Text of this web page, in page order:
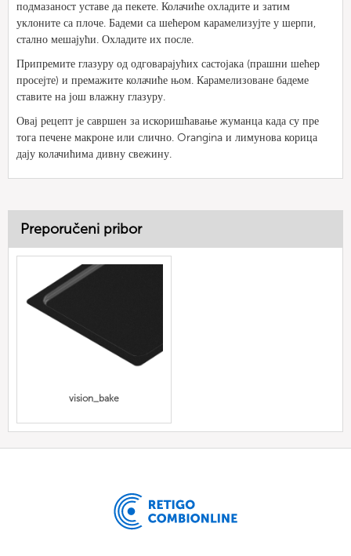
подмазаност уставе да пекете. Колачиће охладите и затим
уклоните са плоче. Бадеми са шећером карамелизујте у шерпи,
стално мешајући. Охладите их после.
Припремите глазуру од одговарајућих састојака (прашни шећер
просејте) и премажите колачиће њом. Карамелизоване бадеме
ставите на још влажну глазуру.
Овај рецепт је савршен за искоришћавање жуманца када су пре
тога печене макроне или слично. Orangina и лимунова корица
дају колачићима дивну свежину.
Preporučeni pribor
vision_bake